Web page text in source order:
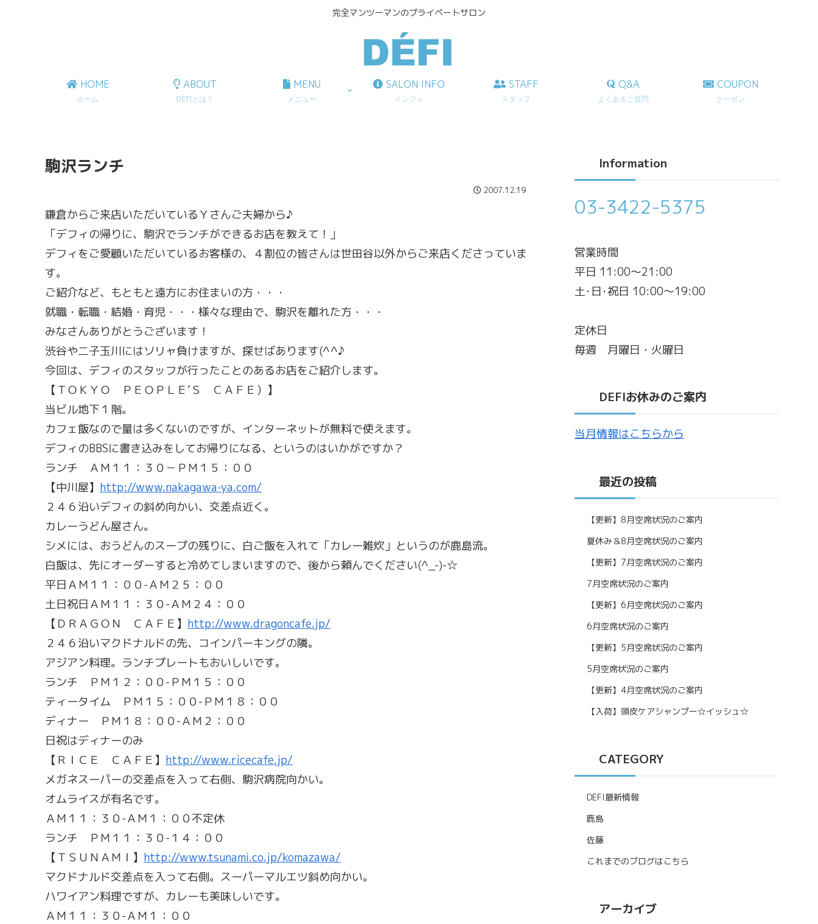
完全マンツーマンのプライベートサロン
HOME
ホーム
ABOUT
DEFIとは？
MENU
メニュー
SALON INFO
インフォ
STAFF
スタッフ
Q&A
よくあるご質問
COUPON
クーポン
駒沢ランチ
2007.12.19
鎌倉からご来店いただいているＹさんご夫婦から♪
「デフィの帰りに、駒沢でランチができるお店を教えて！」
デフィをご愛顧いただいているお客様の、４割位の皆さんは世田谷以外からご来店くださっていま
す。
ご紹介など、もともと遠方にお住まいの方・・・
就職・転職・結婚・育児・・・様々な理由で、駒沢を離れた方・・・
みなさんありがとうございます！
渋谷や二子玉川にはソリャ負けますが、探せばあります(^^♪
今回は、デフィのスタッフが行ったことのあるお店をご紹介します。
【ＴＯＫＹＯ ＰＥＯＰＬＥ‘Ｓ ＣＡＦＥ）】
当ビル地下１階。
カフェ飯なので量は多くないのですが、インターネットが無料で使えます。
デフィのBBSに書き込みをしてお帰りになる、というのはいかがですか？
ランチ ＡＭ１１：３０－ＰＭ１５：００
【中川屋】 http://www.nakagawa-ya.com/
２４６沿いデフィの斜め向かい、交差点近く。
カレーうどん屋さん。
シメには、おうどんのスープの残りに、白ご飯を入れて「カレー雑炊」というのが鹿島流。
白飯は、先にオーダーすると冷めてしまいますので、後から頼んでください(^_-)-☆
平日ＡＭ１１：００-ＡＭ２５：００
土日祝日ＡＭ１１：３０-ＡＭ２４：００
【ＤＲＡＧＯＮ ＣＡＦＥ】 http://www.dragoncafe.jp/
２４６沿いマクドナルドの先、コインパーキングの隣。
アジアン料理。ランチプレートもおいしいです。
ランチ ＰＭ１２：００-ＰＭ１５：００
ティータイム ＰＭ１５：００-ＰＭ１８：００
ディナー ＰＭ１８：００-ＡＭ２：００
日祝はディナーのみ
【ＲＩＣＥ ＣＡＦＥ】 http://www.ricecafe.jp/
メガネスーパーの交差点を入って右側、駒沢病院向かい。
オムライスが有名です。
ＡＭ１１：３０-ＡＭ１：００不定休
ランチ ＰＭ１１：３０-１４：００
【ＴＳＵＮＡＭＩ】 http://www.tsunami.co.jp/komazawa/
マクドナルド交差点を入って右側。スーパーマルエツ斜め向かい。
ハワイアン料理ですが、カレーも美味しいです。
ＡＭ１１：３０-ＡＭ１：００
Information
03-3422-5375
営業時間
平日 11:00～21:00
土･日･祝日 10:00～19:00
定休日
毎週 月曜日・火曜日
DEFIお休みのご案内
当月情報はこちらから
最近の投稿
【更新】8月空席状況のご案内
夏休み＆8月空席状況のご案内
【更新】7月空席状況のご案内
7月空席状況のご案内
【更新】6月空席状況のご案内
6月空席状況のご案内
【更新】5月空席状況のご案内
5月空席状況のご案内
【更新】4月空席状況のご案内
【入荷】頭皮ケアシャンプー☆イッシュ☆
CATEGORY
DEFI最新情報
鹿島
佐藤
これまでのブログはこちら
アーカイブ